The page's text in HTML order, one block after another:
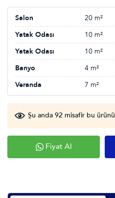
Salon
20 m²
Yatak Odası
10 m²
Yatak Odası
10 m²
Banyo
4 m²
Veranda
7 m²
Şu anda 92 misafir bu
Fiyat Al